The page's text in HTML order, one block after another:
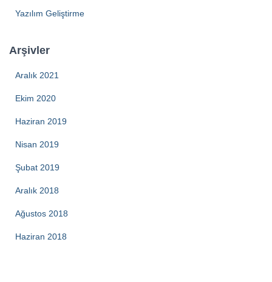
Yazılım Geliştirme
Arşivler
Aralık 2021
Ekim 2020
Haziran 2019
Nisan 2019
Şubat 2019
Aralık 2018
Ağustos 2018
Haziran 2018